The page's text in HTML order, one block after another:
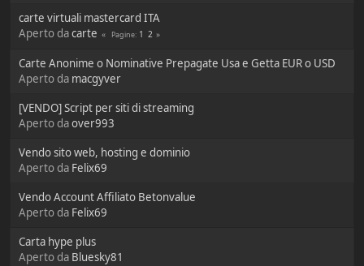
carte virtuali mastercard ITA
Aperto dacarte Pagine 1 2
Carte Anonime o Nominative Prepagate Usa e Getta EUR o USD
Aperto da macgyver
[VENDO] Script per siti di streaming
Aperto daover993
Vendo sito web, hosting e dominio
Aperto da Felix69
Vendo Account Affiliato Betonvalue
Aperto da Felix69
Carta hype plus
Aperto da Bluesky81